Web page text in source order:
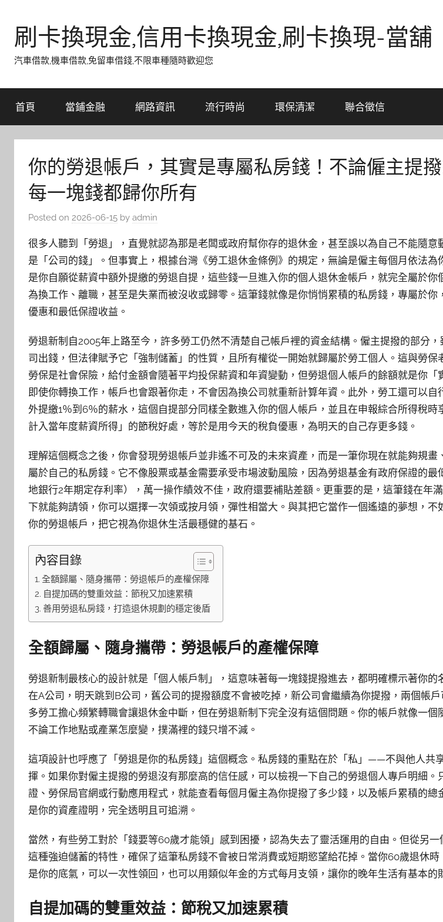
content刷卡換現金,信用卡換現金,刷卡換現-當舖
汽車借款,機車借款,免留車借錢,不限車種隨時歡迎您
首頁 當鋪金融 網路資訊 流行時尚 環保清潔 聯合徵信
你的勞退帳戶，其實是專屬私房錢！不論僱主提撥
每一塊錢都歸你所有
Posted on 2026-06-15 by admin
很多人聽到「勞退」，直覺就認為那是老闆或政府幫你存的退休金，甚至誤以為自己不能隨意
是「公司的錢」。但事實上，根據台灣《勞工退休金條例》的規定，無論是僱主每個月依法為
是你自願從薪資中額外提繳的勞退自提，這些錢一旦進入你的個人退休金帳戶，就完全屬於你
為換工作、離職，甚至是失業而被沒收或歸零。這筆錢就像是你悄悄累積的私房錢，專屬於你
優惠和最低保證收益。
勞退新制自2005年上路至今，許多勞工仍然不清楚自己帳戶裡的資金結構。僱主提撥的部分
司出錢，但法律賦予它「強制儲蓄」的性質，且所有權從一開始就歸屬於勞工個人。這與勞保
勞保是社會保險，給付金額會隨著平均投保薪資和年資變動，但勞退個人帳戶的餘額就是你「
即使你轉換工作，帳戶也會跟著你走，不會因為換公司就重新計算年資。此外，勞工還可以自
外提繳1％到6％的薪水，這個自提部分同樣全數進入你的個人帳戶，並且在申報綜合所得稅時
計入當年度薪資所得」的節稅好處，等於是用今天的稅負優惠，為明天的自己存更多錢。
理解這個概念之後，你會發現勞退帳戶並非遙不可及的未來資產，而是一筆你現在就能夠規畫
屬於自己的私房錢。它不像股票或基金需要承受市場波動風險，因為勞退基金有政府保證的最
地銀行2年期定存利率），萬一操作績效不佳，政府還要補貼差額。更重要的是，這筆錢在年
下就能夠請領，你可以選擇一次領或按月領，彈性相當大。與其把它當作一個遙遠的夢想，不
你的勞退帳戶，把它視為你退休生活最穩健的基石。
內容目錄
全額歸屬、隨身攜帶：勞退帳戶的產權保障
自提加碼的雙重效益：節稅又加速累積
善用勞退私房錢，打造退休規劃的穩定後盾
全額歸屬、隨身攜帶：勞退帳戶的產權保障
勞退新制最核心的設計就是「個人帳戶制」，這意味著每一塊錢提撥進去，都明確標示著你的
在A公司，明天跳到B公司，舊公司的提撥額度不會被吃掉，新公司會繼續為你提撥，兩個帳
多勞工擔心頻繁轉職會讓退休金中斷，但在勞退新制下完全沒有這個問題。你的帳戶就像一個
不論工作地點或產業怎麼變，撲滿裡的錢只增不減。
這項設計也呼應了「勞退是你的私房錢」這個概念。私房錢的重點在於「私」——不與他人共
揮。如果你對僱主提撥的勞退沒有那麼高的信任感，可以檢視一下自己的勞退個人專戶明細。
證、勞保局官網或行動應用程式，就能查看每個月僱主為你提撥了多少錢，以及帳戶累積的總
是你的資產證明，完全透明且可追溯。
當然，有些勞工對於「錢要等60歲才能領」感到困擾，認為失去了靈活運用的自由。但從另一
這種強迫儲蓄的特性，確保了這筆私房錢不會被日常消費或短期慾望給花掉。當你60歲退休
是你的底氣，可以一次性領回，也可以用類似年金的方式每月支領，讓你的晚年生活有基本的
自提加碼的雙重效益：節稅又加速累積